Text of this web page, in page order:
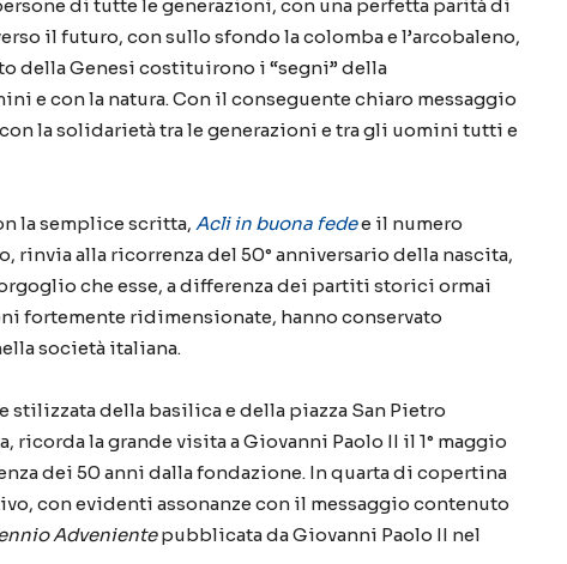
di tutte le generazioni, con una perfetta parità di
il futuro, con sullo sfondo la colomba e l’arcobaleno,
della Genesi costituirono i “segni” della
e con la natura. Con il conseguente chiaro messaggio
la solidarietà tra le generazioni e tra gli uomini tutti e
la semplice scritta, Acliin buona fedee il numero
, rinvia alla ricorrenza del 50° anniversario della nascita,
che esse, a differenza dei partiti storici ormai
fortemente ridimensionate, hanno conservato
società italiana.
stilizzata della basilica e della piazza San Pietro
ricorda lagrande visitaa Giovanni Paolo II il 1° maggio
dei 50 anni dalla fondazione. In quarta di copertina
con evidenti assonanze con il messaggio contenuto
Advenientepubblicata da Giovanni Paolo II nel